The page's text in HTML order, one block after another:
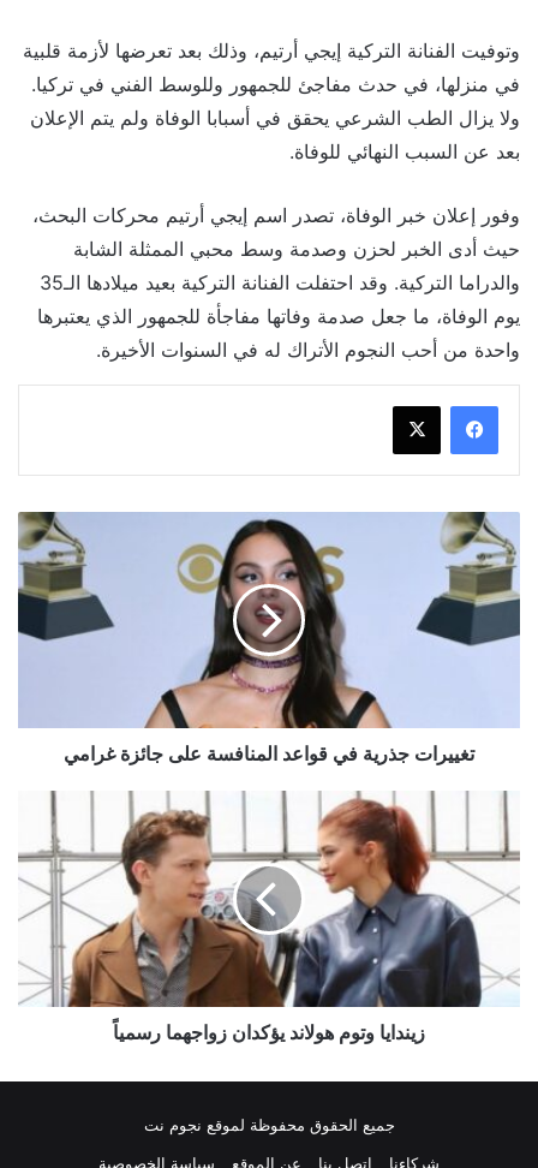
وتوفيت الفنانة التركية إيجي أرتيم، وذلك بعد تعرضها لأزمة قلبية
في منزلها، في حدث مفاجئ للجمهور وللوسط الفني في تركيا.
ولا يزال الطب الشرعي يحقق في أسبابا الوفاة ولم يتم الإعلان
بعد عن السبب النهائي للوفاة.
وفور إعلان خبر الوفاة، تصدر اسم إيجي أرتيم محركات البحث،
حيث أدى الخبر لحزن وصدمة وسط محبي الممثلة الشابة
والدراما التركية. وقد احتفلت الفنانة التركية بعيد ميلادها الـ35
يوم الوفاة، ما جعل صدمة وفاتها مفاجأة للجمهور الذي يعتبرها
واحدة من أحب النجوم الأتراك له في السنوات الأخيرة.
تغييرات
جذرية
في
قواعد
على
تغييرات جذرية في قواعد المنافسة على جائزة غرامي
وتوم
هولاند
يؤكدان
زواجهما
زيندايا وتوم هولاند يؤكدان زواجهما رسمياً
جميع الحقوق محفوظة لموقع نجوم نت
شركاءنا
اتصل بنا عن الموقع سياسة الخصوصية